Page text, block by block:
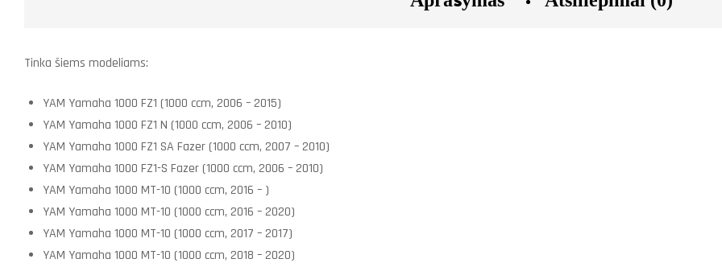
Tinka šiems modeliams:
YAM Yamaha 1000 FZ1 (1000 ccm, 2006 – 2015)
YAM Yamaha 1000 FZ1 N (1000 ccm, 2006 – 2010)
YAM Yamaha 1000 FZ1 SA Fazer (1000 ccm, 2007 – 2010)
YAM Yamaha 1000 FZ1-S Fazer (1000 ccm, 2006 – 2010)
YAM Yamaha 1000 MT-10 (1000 ccm, 2016 – )
YAM Yamaha 1000 MT-10 (1000 ccm, 2016 – 2020)
YAM Yamaha 1000 MT-10 (1000 ccm, 2017 – 2017)
YAM Yamaha 1000 MT-10 (1000 ccm, 2018 – 2020)